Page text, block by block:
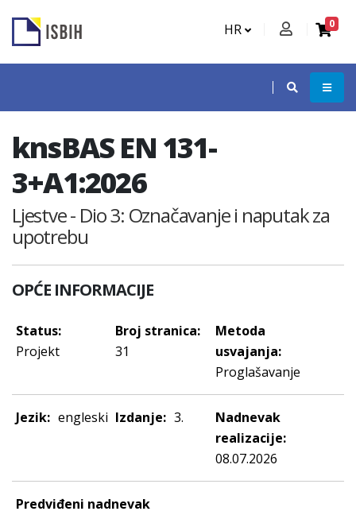
HR 0
knsBAS EN 131-
3+A1:2026
Ljestve - Dio 3: Označavanje i naputak za
upotrebu
OPĆE INFORMACIJE
Status:
Projekt
Broj stranica:
31
Metoda
usvajanja:
Proglašavanje
Jezik: engleski Izdanje: 3.
Nadnevak
realizacije:
08.07.2026
Predviđeni nadnevak